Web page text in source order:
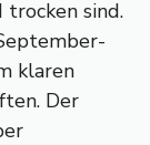
sind.
klaren
Der